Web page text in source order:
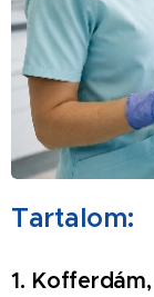
Tartalom:
1.